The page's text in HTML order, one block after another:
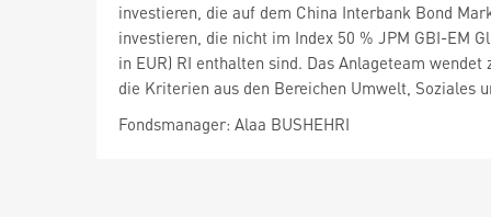
investieren, die auf dem China Interbank Bond
investieren, die nicht im Index 50 % JPM GBI-EM
in EUR) RI enthalten sind. Das Anlageteam
die Kriterien aus den Bereichen Umwelt, Soziales
Fondsmanager: Alaa BUSHEHRI